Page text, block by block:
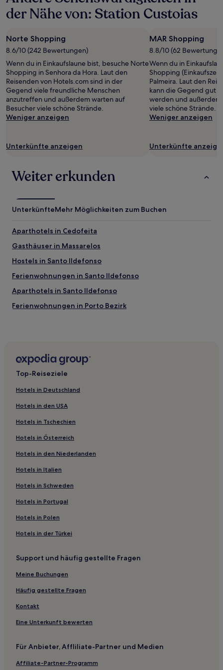
der Nähe von: Station Custoias
Norte Shopping
8.6/10 (242 Bewertungen)
Wenn du in Einkaufslaune bist, besuche Norte
Shopping in Senhora da Hora. Laut den
Reisenden von Hotels.com sind in der
Gegend viele freundliche Menschen
anzutreffen und außerdem warten auf
Besucher viele schöne Strände.
Weniger anzeigen
Unterkünfte anzeigen
MAR Shopping
8.8/10 (62
Wenn du in
Shopping
Palmeira. Laut den
kann die Gegend gut
werden und
viele schöne Strände.
Weniger anzeigen
Unterkünfte
Weiter erkunden
UnterkünfteMehr Möglichkeiten zum Buchen
Aparthotels in Cedofeita
Gasthäuser in Massarelos
Hostels in Santo Ildefonso
Ferienwohnungen in Santo Ildefonso
Aparthotels in Santo Ildefonso
Ferienwohnungen in Porto Bezirk
Hostels in Porto
Pensionen in Porto
Aparthotels in Porto
B&B in Porto
Ferienwohnungen in Vila Nova de Gaia
Gasthäuser in Aldoar Foz do Douro e Nevogilde
Hotels mit Parkplatz in Aldoar Foz do Douro e Nevogilde
Luxus in Gervide
Luxus in Lordelo do Ouro
Günstige in Rua de Santa Catarina
Hotels mit Parkplatz in Rua de Santa Catarina
Familien in Rua de Santa Catarina
Günstige in Lordelo do Ouro e Massarelos
Familien in Maia
Luxus in Maia
Haustierfreundliche in Matosinhos und Leça da Palmeira
Haustierfreundliche in Porto
Hotels mit inbegriffenem Frühstück in Santo Ildefonso
Hotels mit Parkplatz in Santo Ildefonso
Top-Reiseziele
Hotels in Deutschland
Hotels in den USA
Hotels in Tschechien
Hotels in Österreich
Hotels in den Niederlanden
Hotels in Italien
Hotels in Schweden
Hotels in Portugal
Hotels in Polen
Hotels in der Türkei
Support und häufig gestellte Fragen
Meine Buchungen
Häufig gestellte Fragen
Kontakt
Eine Unterkunft bewerten
Für Anbieter, Affliliate-Partner und Medien
Affiliate-Partner-Programm